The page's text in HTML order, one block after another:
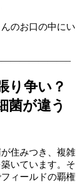
のお口の中にい
り争い？
菌が違う
住みつき、複雑
いています。そ
ィールドの覇権